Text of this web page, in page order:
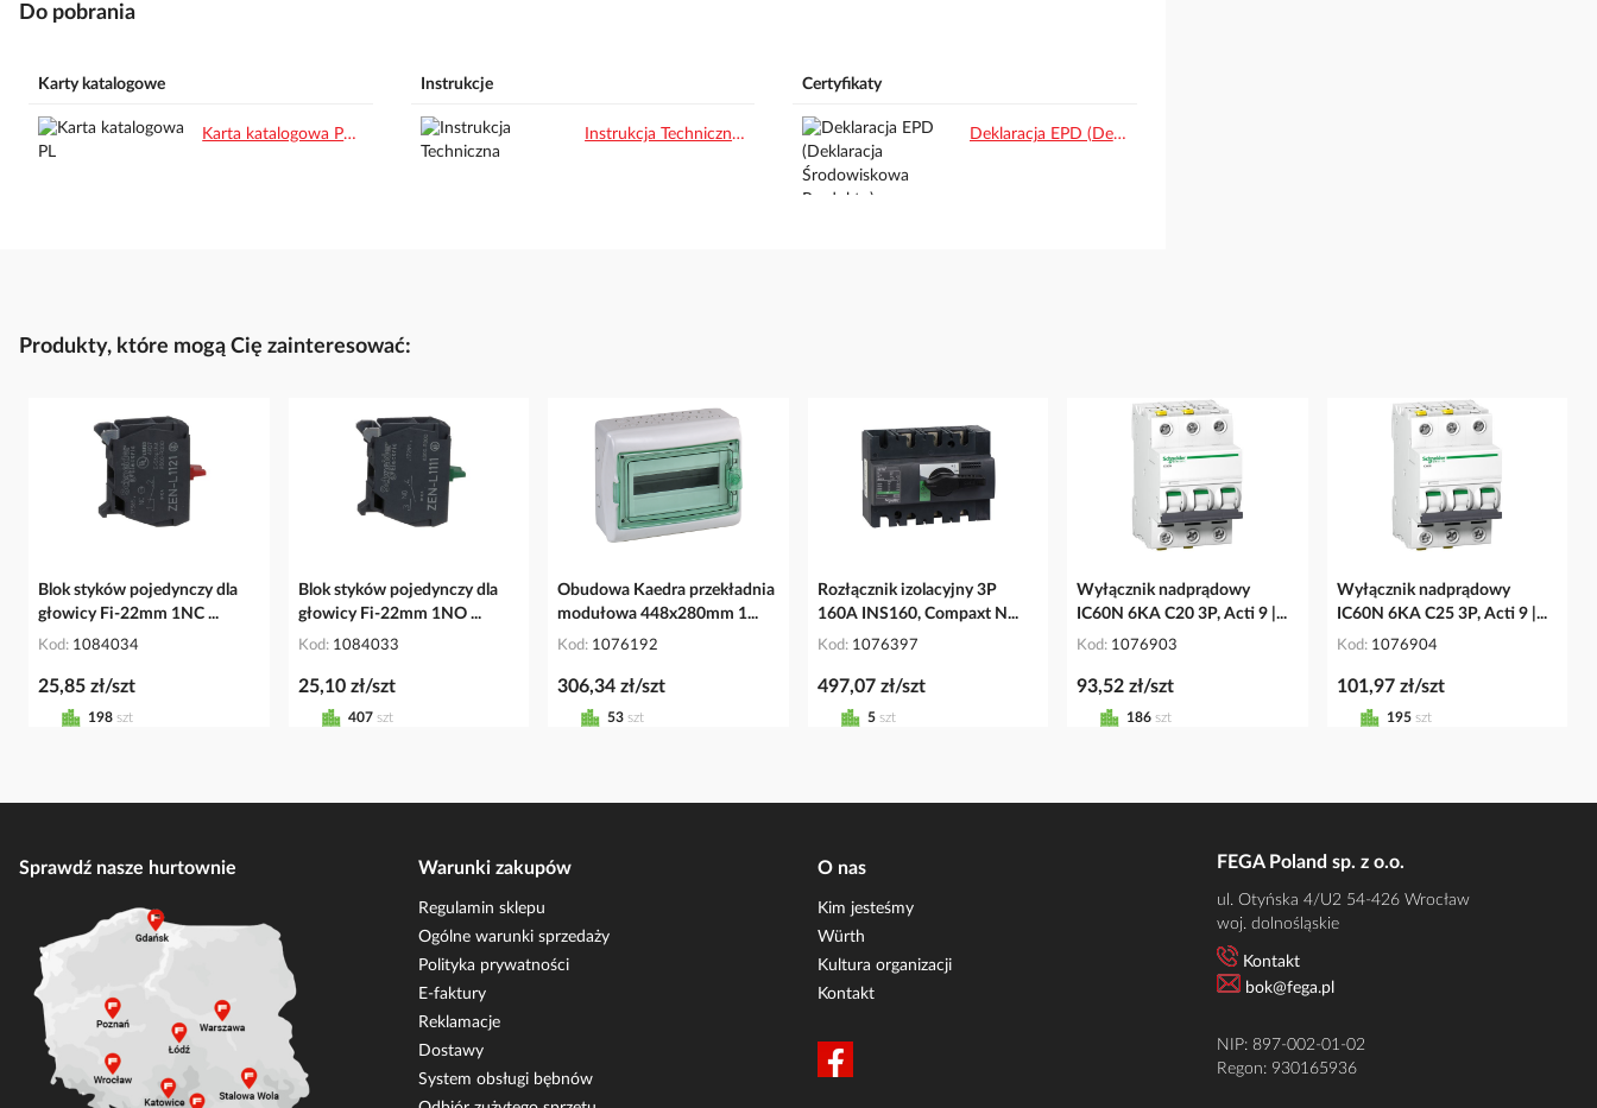
Do pobrania
Karty katalogowe
Karta katalogowa PL.pdf
Instrukcje
Instrukcja Techniczna.pdf
Certyfikaty
Deklaracja EPD (Deklaracja Środowiskowa Produktu).pdf
Produkty, które mogą Cię zainteresować:
Blok styków pojedynczy dla
głowicy Fi-22mm 1NC ...
Kod 1084034
25,85 zł/szt
198 szt
Blok styków pojedynczy dla
głowicy Fi-22mm 1NO ...
Kod 1084033
25,10 zł/szt
407 szt
Obudowa Kaedra przekładnia
modułowa 448x280mm 1...
Kod 1076192
306,34 zł/szt
53 szt
Rozłącznik izolacyjny 3P
160A INS160, Compaxt N...
Kod 1076397
497,07 zł/szt
5 szt
Wyłącznik nadprądowy
IC60N 6KA C20 3P, Acti 9 |...
Kod 1076903
93,52 zł/szt
186 szt
Wyłącznik nadprądowy
IC60N 6KA C25 3P, Acti 9 |...
Kod 1076904
101,97 zł/szt
195 szt
Sprawdź nasze hurtownie Warunki zakupów
Regulamin sklepu
Ogólne warunki sprzedaży
Polityka prywatności
E-faktury
Reklamacje
Dostawy
System obsługi bębnów
O nas
Kim jesteśmy
Würth
Kultura organizacji
Kontakt
FEGA Poland sp. z o.o.
ul. Otyńska 4/U2 54-426 Wrocław
woj. dolnośląskie
Kontakt
bok@fega.pl
NIP: 897-002-01-02
Regon: 930165936